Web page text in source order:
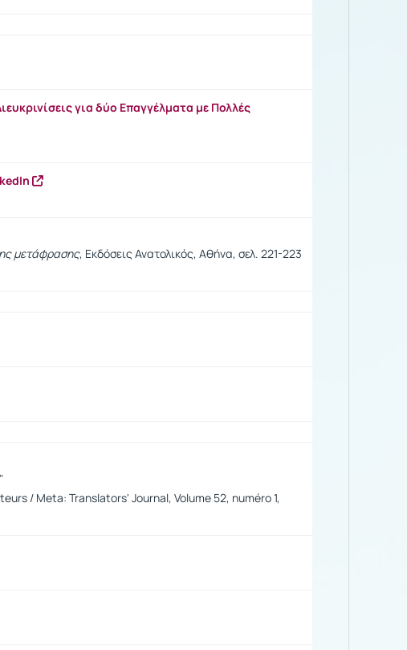
για δύο Επαγγέλματα με Πολλές
μετάφρασης, Εκδόσεις Ανατολικός, Αθήνα, σελ. 221-223
/ Meta: Translators' Journal, Volume 52, numéro 1,